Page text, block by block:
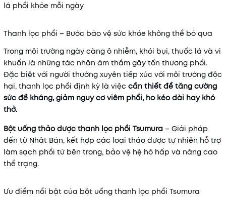
lá phổi khỏe mỗi ngày
Thanh lọc phổi – Bước bảo vệ sức khỏe không thể bỏ qua
Trong môi trường ngày càng ô nhiễm, khói bụi, thuốc lá và vi
khuẩn là những tác nhân âm thầm gây tổn thương phổi.
Đặc biệt với người thường xuyên tiếp xúc với môi trường độc
hại, thanh lọc phổi định kỳ là việc cần thiết để tăng cường
sức đề kháng, giảm nguy cơ viêm phổi, ho kéo dài hay khó
thở.
Bột uống thảo dược thanh lọc phổi Tsumura – Giải pháp
đến từ Nhật Bản, kết hợp các loại thảo dược tự nhiên hỗ trợ
làm sạch phổi từ bên trong, bảo vệ hệ hô hấp và nâng cao
thể trạng.
Ưu điểm nổi bật của bột uống thanh lọc phổi Tsumura